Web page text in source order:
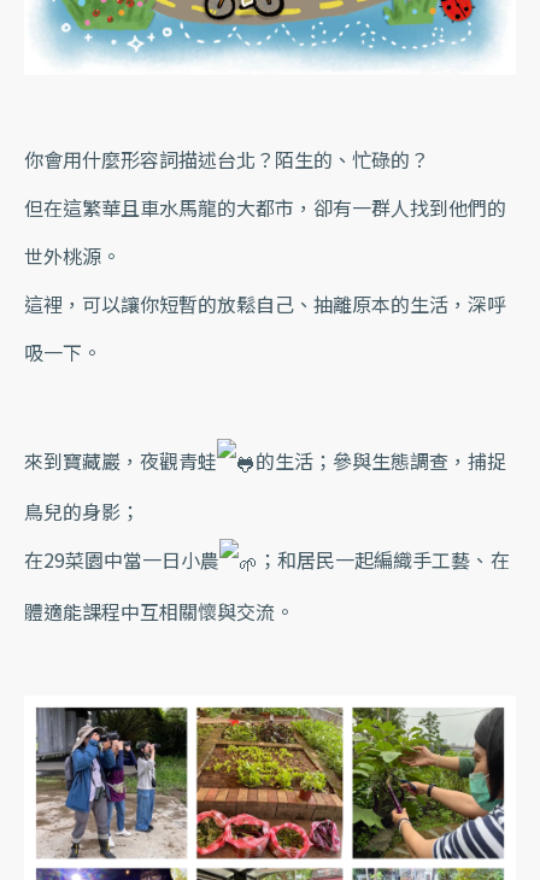
你會用什麼形容詞描述台北？陌生的、忙碌的？
但在這繁華且車水馬龍的大都市，卻有一群人找到他們的
世外桃源。
這裡，可以讓你短暫的放鬆自己、抽離原本的生活，深呼
吸一下。
來到寶藏巖，夜觀青蛙
的生活；參與生態調查，捕捉
鳥兒的身影；
在29菜園中當一日小農
；和居民一起編織手工藝、在
體適能課程中互相關懷與交流。